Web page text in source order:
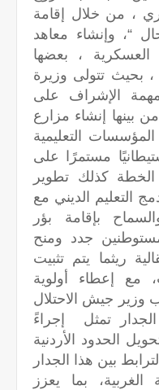
، من خلال إقامة
“، وإنشاء معاهد
العسكرية ، بعضها
بحيث تتولى وزيرة
الإشراف على
بينها إنشاء مزارع
التعليمية
مستمرًا على
كذلك تطوير
التعليم الديني مع
بإقامة بؤر
مستوطنين جدد ومنح
ريثما يتم تثبيت
مع إعطاء أولوية
وزير جيش الاحتلال
تمثل إجراءً
الحدود الأردنية
بين هذا الجدار
بما يعزز